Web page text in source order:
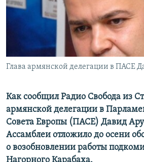
English
Все сайты Радио Азатутюн
Глава армянской делегации в ПАСЕ
Как сообщил Радио Свобода из
армянской делегации в
Совета Европы (ПАСЕ) Давид
Ассамблеи отложило до осени
о возобновлении работы